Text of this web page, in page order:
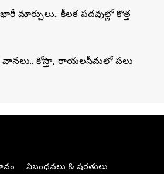
మార్పులు.. కీలక పదవుల్లో కొత్త
వానలు.. కోస్తా, రాయలసీమలో పలు
నిబంధనలు & షరతులు